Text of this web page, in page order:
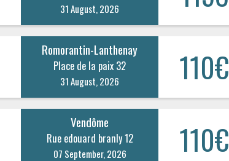
31 August, 2026
Romorantin-Lanthenay
Place de la paix 32
31 August, 2026 110€
Vendôme
Rue edouard branly 12
07 September, 2026 110€